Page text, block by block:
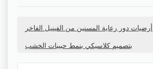
أرضيات دور رعاية المسنين من الفينيل الفاخر
بتصميم كلاسيكي بنمط حبيبات الخشب